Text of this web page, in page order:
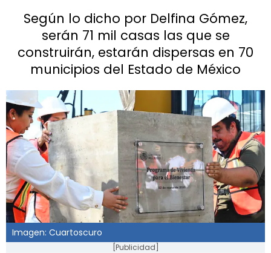
Según lo dicho por Delfina Gómez,
serán 71 mil casas las que se
construirán, estarán dispersas en 70
municipios del Estado de México
Imagen: Cuartoscuro
[Publicidad]